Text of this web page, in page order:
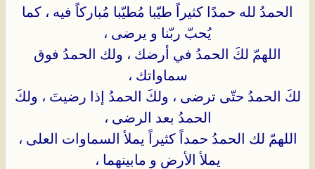
الحمدُ لله حمدًا كثيراً طيّبا مُطيّبا مُباركاً فيه ، كما
يُحبّ ربّنا و يرضى ،
اللهمّ لكَ الحمدُ في أرضك ، ولك الحمدُ فوق
سماواتك ،
لكَ الحمدُ حتّى ترضى ، ولكَ الحمدُ إذا رضيتَ ، ولكَ
الحمدُ بعد الرضى ،
اللهمّ لك الحمدُ حمداً كثيراً يملأ السماوات العلى ،
يملأ الأرض و مابينهما ،